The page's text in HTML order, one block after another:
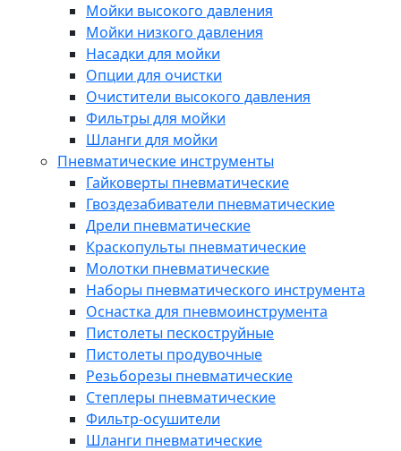
Мойки высокого давления
Мойки низкого давления
Насадки для мойки
Опции для очистки
Очистители высокого давления
Фильтры для мойки
Шланги для мойки
Пневматические инструменты
Гайковерты пневматические
Гвоздезабиватели пневматические
Дрели пневматические
Краскопульты пневматические
Молотки пневматические
Наборы пневматического инструмента
Оснастка для пневмоинструмента
Пистолеты пескоструйные
Пистолеты продувочные
Резьборезы пневматические
Степлеры пневматические
Фильтр-осушители
Шланги пневматические